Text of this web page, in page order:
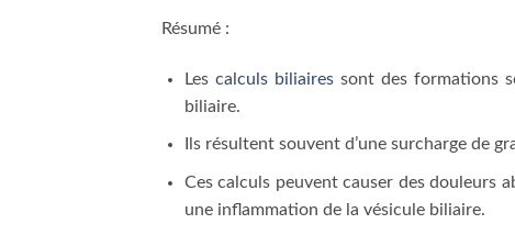
Résumé :
Les calculs biliairessont des formations
biliaire.
Ils résultent souvent d’une surcharge de
Ces calculs peuvent causer des douleurs
une inflammation de la vésicule biliaire.